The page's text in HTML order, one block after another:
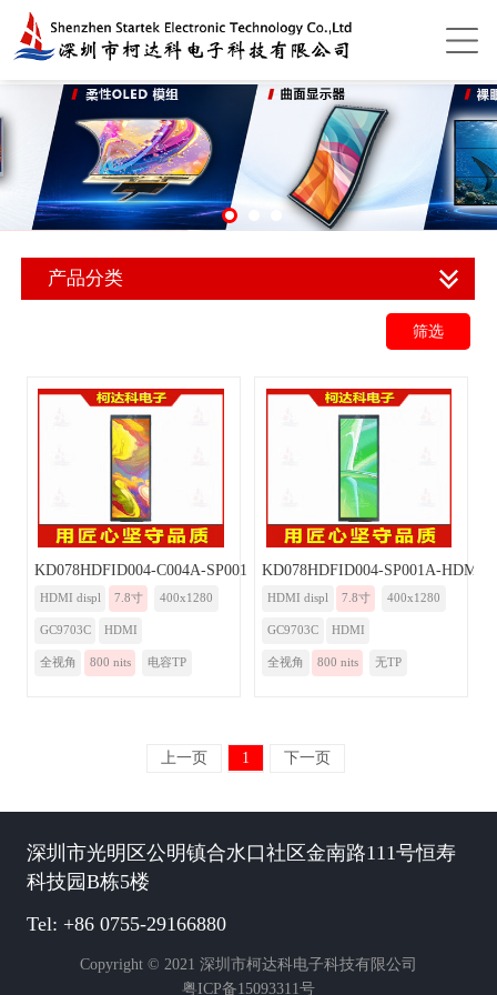
产品分类
筛选
KD078HDFID004-C004A-SP001A-HDMI
HDMI displ 7.8寸 400x1280
GC9703C HDMI
全视角 800 nits 电容TP
KD078HDFID004-SP001A-HDMI
HDMI displ 7.8寸 400x1280
GC9703C HDMI
全视角 800 nits 无TP
上一页 1 下一页
深圳市光明区公明镇合水口社区金南路111号恒寿
科技园B栋5楼
Tel: +86 0755-29166880
Copyright © 2021 深圳市柯达科电子科技有限公司
粤ICP备15093311号